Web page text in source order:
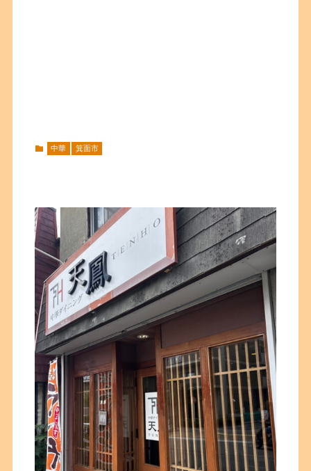
中華 箕面市